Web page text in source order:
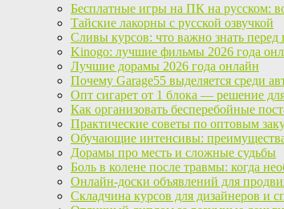
Бесплатные игры на ПК на русском:
Тайские лакорны с русской озвучкой
Сливы курсов: что важно знать перед
Kinogo: лучшие фильмы 2026 года
Лучшие дорамы 2026 года онлайн
Почему Garage55 выделяется среди
Опт сигарет от 1 блока — решение
Как организовать бесперебойные
Практические советы по оптовым
Обучающие интенсивы:
Дорамы про месть и сложные судьбы
Боль в колене после травмы: когда
Онлайн-доски объявлений для
Складчина курсов для дизайнеров и